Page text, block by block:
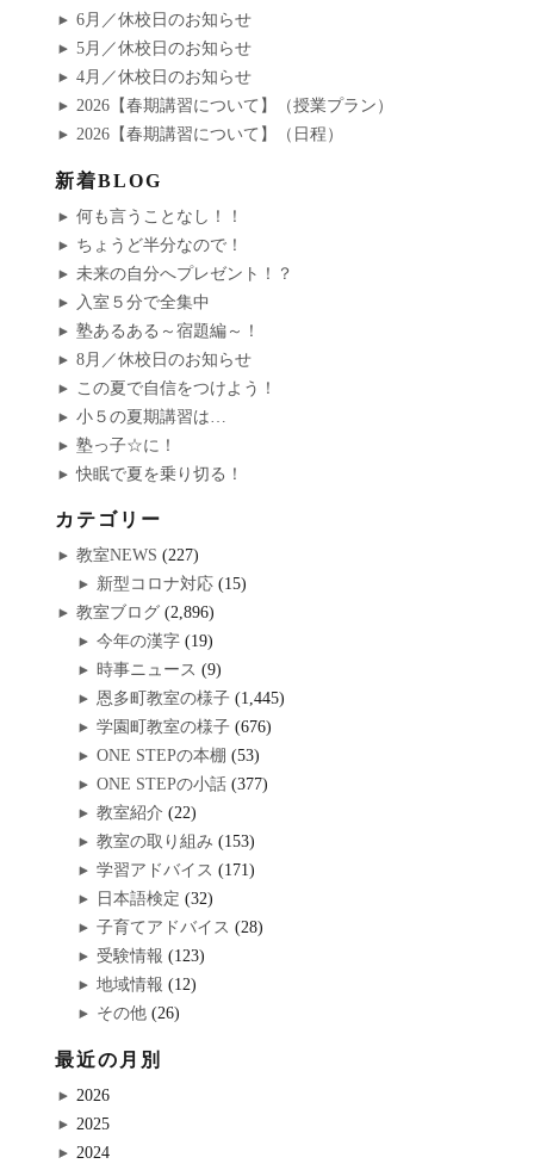
6月／休校日のお知らせ
5月／休校日のお知らせ
4月／休校日のお知らせ
2026【春期講習について】（授業プラン）
2026【春期講習について】（日程）
新着BLOG
何も言うことなし！！
ちょうど半分なので！
未来の自分へプレゼント！？
入室５分で全集中
塾あるある～宿題編～！
8月／休校日のお知らせ
この夏で自信をつけよう！
小５の夏期講習は…
塾っ子☆に！
快眠で夏を乗り切る！
カテゴリー
教室NEWS (227)
新型コロナ対応 (15)
教室ブログ(2,896)
今年の漢字 (19)
時事ニュース (9)
恩多町教室の様子 (1,445)
学園町教室の様子 (676)
ONE STEPの本棚 (53)
ONE STEPの小話 (377)
教室紹介 (22)
教室の取り組み (153)
学習アドバイス (171)
日本語検定 (32)
子育てアドバイス (28)
受験情報 (123)
地域情報 (12)
その他 (26)
最近の月別
2026
2025
2024